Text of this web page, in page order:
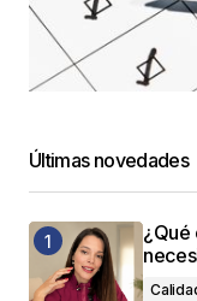
Últimas novedades
¿Qué